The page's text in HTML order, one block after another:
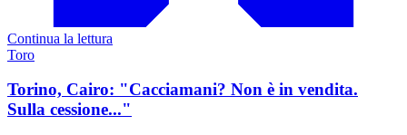
Continua la lettura
Toro
Torino, Cairo: "Cacciamani? Non è in vendita.
Sulla cessione..."